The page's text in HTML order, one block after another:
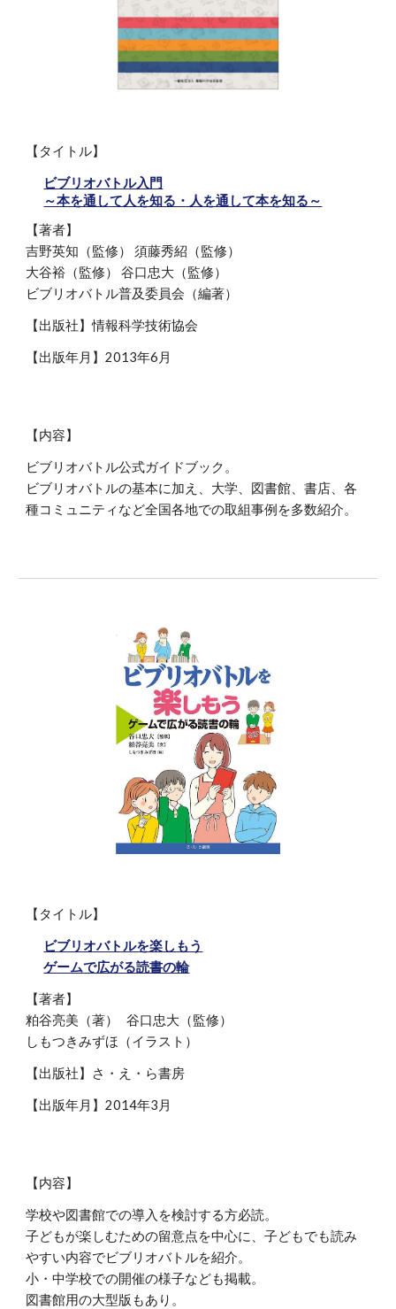
【タイトル】
ビブリオバトル入門
～本を通して人を知る・人を通して本を知る～
【著者】
吉野英知（監修） 須藤秀紹（監修）
大谷裕（監修） 谷口忠大（監修）
ビブリオバトル普及委員会（編著）
【出版社】情報科学技術協会
【出版年月】2013年6月
【内容】
ビブリオバトル公式ガイドブック。
ビブリオバトルの基本に加え、大学、図書館、書店、各
種コミュニティなど全国各地での取組事例を多数紹介。
【タイトル】
ビブリオバトルを楽しもう
ゲームで広がる読書の輪
【著者】
粕谷亮美（著） 谷口忠大（監修）
しもつきみずほ（イラスト）
【出版社】さ・え・ら書房
【出版年月】2014年3月
【内容】
学校や図書館での導入を検討する方必読。
子どもが楽しむための留意点を中心に、子どもでも読み
やすい内容でビブリオバトルを紹介。
小・中学校での開催の様子なども掲載。
図書館用の大型版もあり。